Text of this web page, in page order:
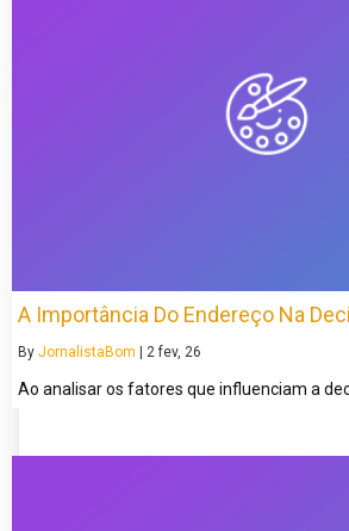
A Importância Do Endereço Na
By JornalistaBom 2 fev, 26
Ao analisar os fatores que influenciam a